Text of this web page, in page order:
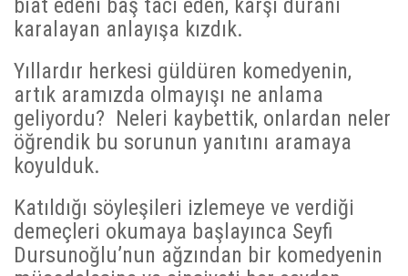
karalayan anlayışa kızdık.
Yıllardır herkesi güldüren komedyenin,
artık aramızda olmayışı ne anlama
geliyordu? Neleri kaybettik, onlardan neler
öğrendik bu sorunun yanıtını aramaya
koyulduk.
Katıldığı söyleşileri izlemeye ve verdiği
demeçleri okumaya başlayınca Seyfi
Dursunoğlu’nun ağzından bir komedyenin